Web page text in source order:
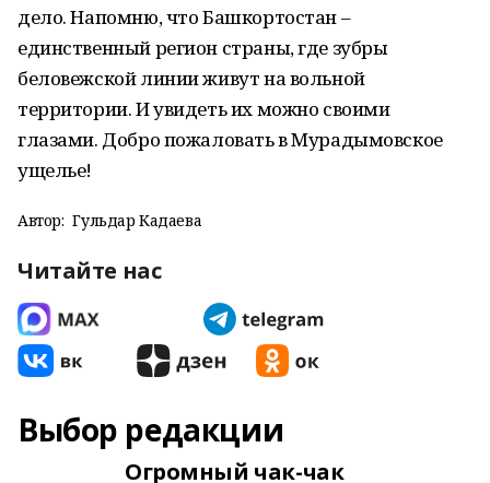
дело. Напомню, что Башкортостан –
единственный регион страны, где зубры
беловежской линии живут на вольной
территории. И увидеть их можно своими
глазами. Добро пожаловать в Мурадымовское
ущелье!
Автор: Гульдар Кадаева
Читайте нас
Выбор редакции
Огромный чак-чак